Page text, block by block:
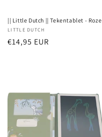
|| Little Dutch || Tekentablet - Roze
Verkoper:
LITTLE DUTCH
Normale
€14,95 EUR